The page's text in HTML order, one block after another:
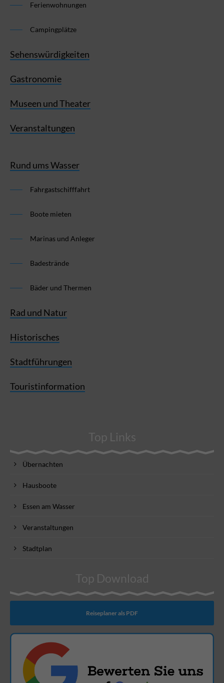
Ferienwohnungen
Campingplätze
Sehenswürdigkeiten
Gastronomie
Museen und Theater
Veranstaltungen
Rund ums Wasser
Fahrgastschifffahrt
Boote mieten
Marinas und Anleger
Badestrände
Bäder und Thermen
Rad und Natur
Historisches
Stadtführungen
Touristinformation
Top Links
Übernachten
Hausboote
Essen am Wasser
Veranstaltungen
Stadtplan
Top Download
Reiseplaner als PDF